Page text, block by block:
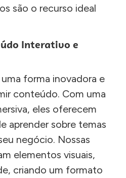
são o recurso ideal
Interativo e
forma inovadora e
conteúdo. Com uma
eles oferecem
aprender sobre temas
negócio. Nossas
elementos visuais,
criando um formato